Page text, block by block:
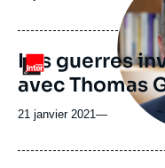
Logo
Les guerres
avec Thomas
21 janvier 2021—